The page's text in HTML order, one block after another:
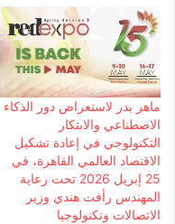
ماهر بدر لاستعراض دور الذكاء
الاصطناعي والابتكار
التكنولوجي في إعادة تشكيل
الاقتصاد العالمي القاهرة، في
25 إبريل 2026 تحت رعاية
المهندس رأفت هندي وزير
الاتصالات وتكنولوجيا